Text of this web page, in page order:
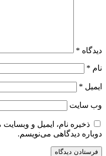
دیدگاه *
نام *
ایمیل *
وب‌ سایت
ذخیره نام، ایمیل و
دوباره دیدگاهی می‌نویسم.